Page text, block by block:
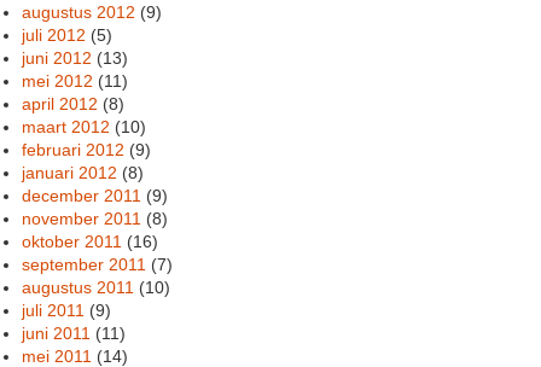
augustus 2012 (9)
juli 2012 (5)
juni 2012 (13)
mei 2012 (11)
april 2012 (8)
maart 2012 (10)
februari 2012 (9)
januari 2012 (8)
december 2011 (9)
november 2011 (8)
oktober 2011 (16)
september 2011 (7)
augustus 2011 (10)
juli 2011 (9)
juni 2011 (11)
mei 2011 (14)